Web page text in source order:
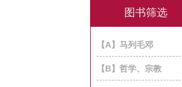
图书筛选
【A】马列毛邓
【B】哲学、宗教